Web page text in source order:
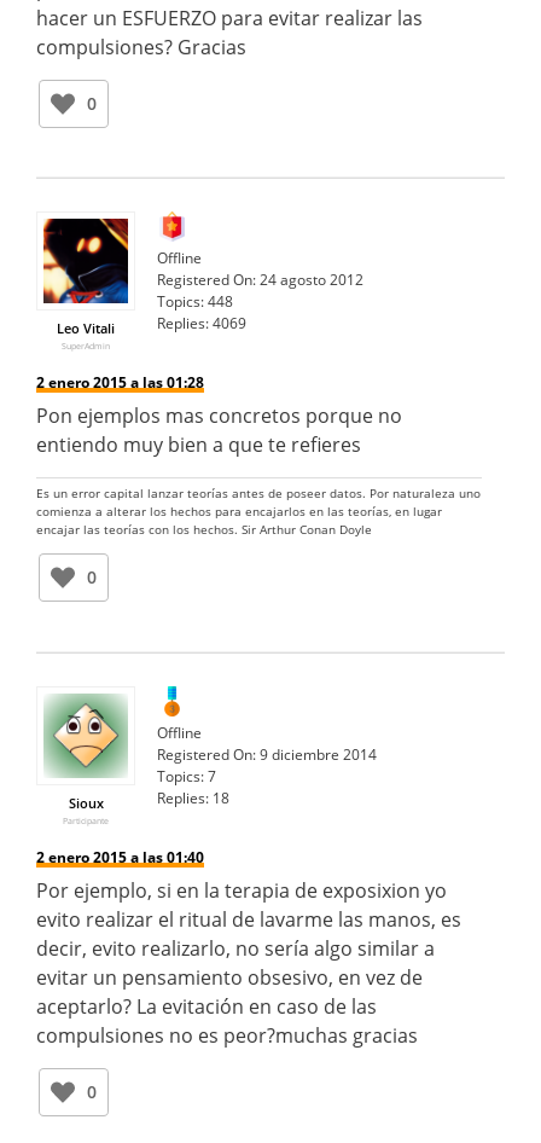
hacer un ESFUERZO para evitar realizar las
compulsiones? Gracias
0
Leo Vitali
SuperAdmin
Offline
Registered On:24 agosto 2012
Topics:448
Replies:4069
2 enero 2015 a las 01:28
Pon ejemplos mas concretos porque no
entiendo muy bien a que te refieres
Es un error capital lanzar teorías antes de poseer datos. Por naturaleza uno
comienza a alterar los hechos para encajarlos en las teorías, en lugar
encajar las teorías con los hechos. Sir Arthur Conan Doyle
0
Sioux
Participante
Offline
Registered On:9 diciembre 2014
Topics:7
Replies: 18
2 enero 2015 a las 01:40
Por ejemplo, si en la terapia de exposixion yo
evito realizar el ritual de lavarme las manos, es
decir, evito realizarlo, no sería algo similar a
evitar un pensamiento obsesivo, en vez de
aceptarlo? La evitación en caso de las
compulsiones no es peor?muchas gracias
0